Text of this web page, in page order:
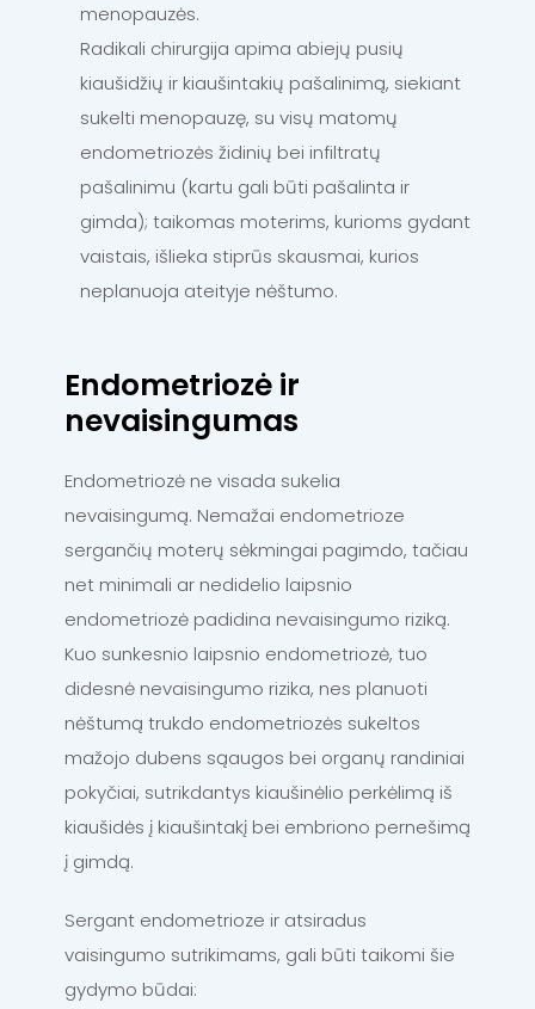
menopauzės.
Radikali chirurgija apima abiejų pusių
kiaušidžių ir kiaušintakių pašalinimą, siekiant
sukelti menopauzę, su visų matomų
endometriozės židinių bei infiltratų
pašalinimu (kartu gali būti pašalinta ir
gimda); taikomas moterims, kurioms gydant
vaistais, išlieka stiprūs skausmai, kurios
neplanuoja ateityje nėštumo.
Endometriozė ir
nevaisingumas
Endometriozė ne visada sukelia
nevaisingumą. Nemažai endometrioze
sergančių moterų sėkmingai pagimdo, tačiau
net minimali ar nedidelio laipsnio
endometriozė padidina nevaisingumo riziką.
Kuo sunkesnio laipsnio endometriozė, tuo
didesnė nevaisingumo rizika, nes planuoti
nėštumą trukdo endometriozės sukeltos
mažojo dubens sąaugos bei organų randiniai
pokyčiai, sutrikdantys kiaušinėlio perkėlimą iš
kiaušidės į kiaušintakį bei embriono pernešimą
į gimdą.
Sergant endometrioze ir atsiradus
vaisingumo sutrikimams, gali būti taikomi šie
gydymo būdai: